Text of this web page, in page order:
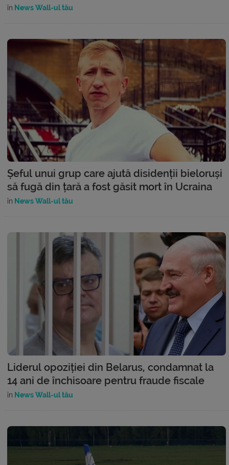
în News Wall-ul tău
Șeful unui grup care ajută disidenții bieloruși
să fugă din țară a fost găsit mort în Ucraina
în News Wall-ul tău
Liderul opoziției din Belarus, condamnat la
14 ani de închisoare pentru fraude fiscale
în News Wall-ul tău